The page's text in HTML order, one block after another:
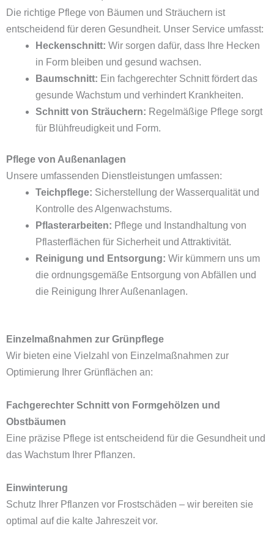
Die richtige Pflege von Bäumen und Sträuchern ist
entscheidend für deren Gesundheit. Unser Service umfasst:
Heckenschnitt: Wir sorgen dafür, dass Ihre Hecken
in Form bleiben und gesund wachsen.
Baumschnitt: Ein fachgerechter Schnitt fördert das
gesunde Wachstum und verhindert Krankheiten.
Schnitt von Sträuchern: Regelmäßige Pflege sorgt
für Blühfreudigkeit und Form.
Pflege von Außenanlagen
Unsere umfassenden Dienstleistungen umfassen:
Teichpflege: Sicherstellung der Wasserqualität und
Kontrolle des Algenwachstums.
Pflasterarbeiten: Pflege und Instandhaltung von
Pflasterflächen für Sicherheit und Attraktivität.
Reinigung und Entsorgung: Wir kümmern uns um
die ordnungsgemäße Entsorgung von Abfällen und
die Reinigung Ihrer Außenanlagen.
Einzelmaßnahmen zur Grünpflege
Wir bieten eine Vielzahl von Einzelmaßnahmen zur
Optimierung Ihrer Grünflächen an:
Fachgerechter Schnitt von Formgehölzen und
Obstbäumen
Eine präzise Pflege ist entscheidend für die Gesundheit und
das Wachstum Ihrer Pflanzen.
Einwinterung
Schutz Ihrer Pflanzen vor Frostschäden – wir bereiten sie
optimal auf die kalte Jahreszeit vor.